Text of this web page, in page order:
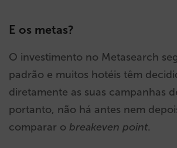
E os metas?
O investimento no Metasearch
padrão e muitos hotéis têm
diretamente as suas campanhas
portanto, não há antes nem
comparar o breakeven point.